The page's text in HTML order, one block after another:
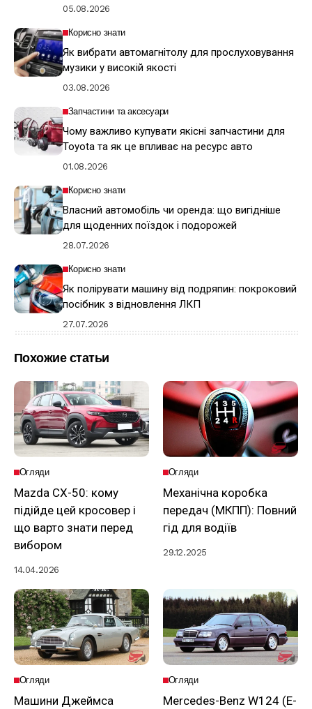
05.08.2026
Корисно знати
Як вибрати автомагнітолу для прослуховування
музики у високій якості
03.08.2026
Запчастини та аксесуари
Чому важливо купувати якісні запчастини для
Toyota та як це впливає на ресурс авто
01.08.2026
Корисно знати
Власний автомобіль чи оренда: що вигідніше
для щоденних поїздок і подорожей
28.07.2026
Корисно знати
Як полірувати машину від подряпин: покроковий
посібник з відновлення ЛКП
27.07.2026
Похожие статьи
Огляди
Mazda CX-50: кому
підійде цей кросовер і
що варто знати перед
вибором
14.04.2026
Огляди
Механічна коробка
передач (МКПП): Повний
гід для водіїв
29.12.2025
Огляди
Машини Джеймса
Огляди
Mercedes-Benz W124 (E-